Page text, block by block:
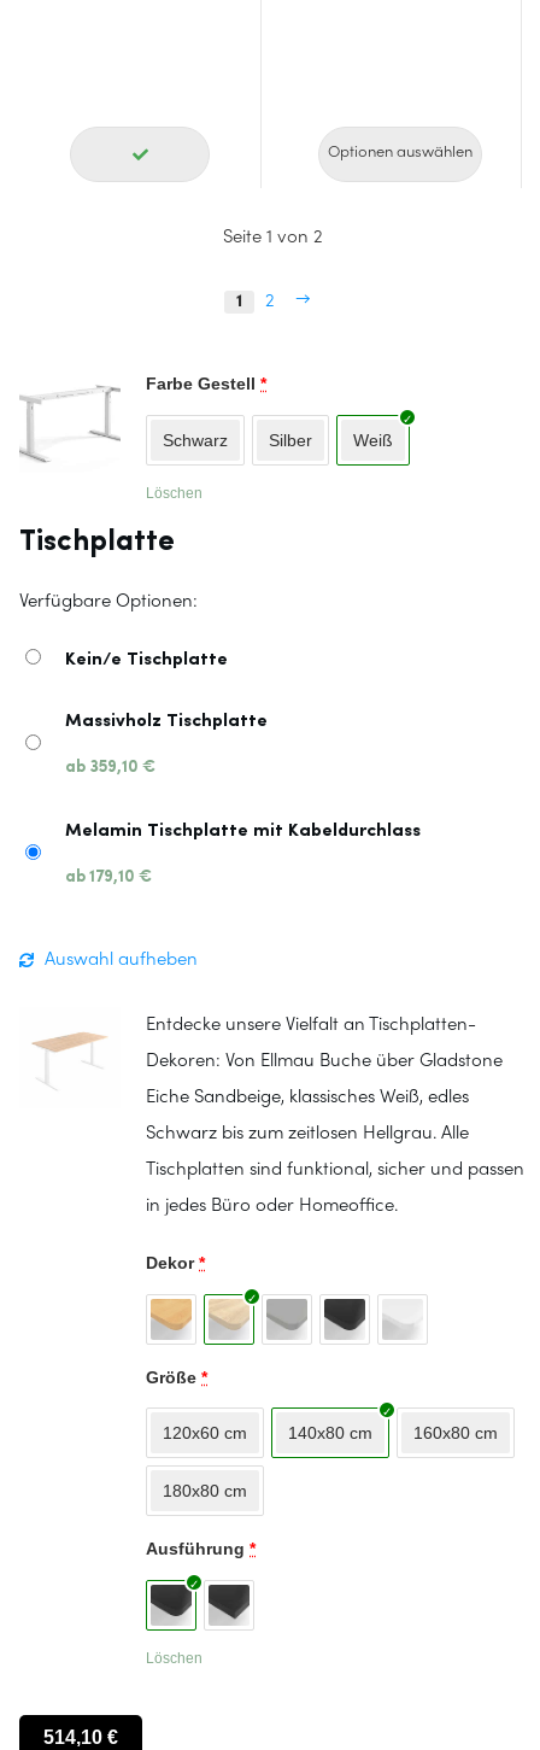
Optionen auswählen
Seite 1 von 2
1 2 →
Farbe Gestell *
Schwarz Silber Weiß
Löschen
Tischplatte
Verfügbare Optionen:
Kein/e Tischplatte
Massivholz Tischplatte
ab 359,10 €
Melamin Tischplatte mit Kabeldurchlass
ab 179,10 €
Auswahl aufheben
Entdecke unsere Vielfalt an Tischplatten-
Dekoren: Von Ellmau Buche über Gladstone
Eiche Sandbeige, klassisches Weiß, edles
Schwarz bis zum zeitlosen Hellgrau. Alle
Tischplatten sind funktional, sicher und passen
in jedes Büro oder Homeoffice.
Dekor*
Größe *
120x60 cm 140x80 cm 160x80 cm
180x80 cm
Ausführung *
Löschen
514,10 €